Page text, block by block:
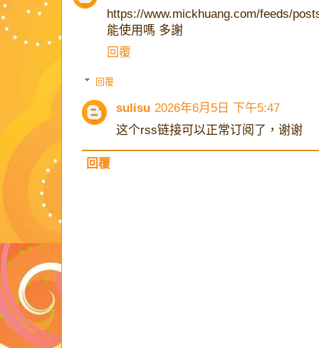
https://www.mickhuang.com/feeds/
能使用嗎 多謝
回覆
回覆
sulisu 2026年6月5日 下午5:47
这个rss链接可以正常订阅了，谢谢
回覆